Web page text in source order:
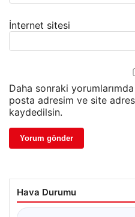
İnternet sitesi
Daha sonraki
posta adresim ve site
kaydedilsin.
Hava Durumu